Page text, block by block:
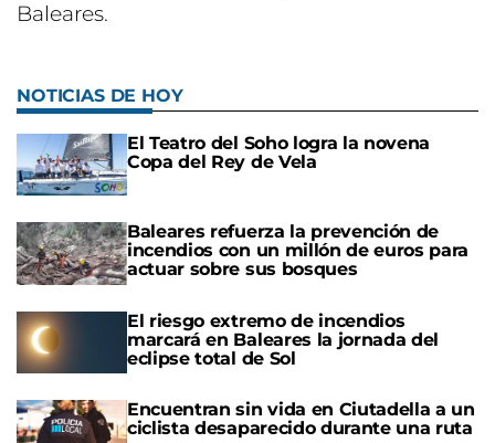
Baleares.
NOTICIAS DE HOY
El Teatro del Soho logra la novena
Copa del Rey de Vela
Baleares refuerza la prevención de
incendios con un millón de euros para
actuar sobre sus bosques
El riesgo extremo de incendios
marcará en Baleares la jornada del
eclipse total de Sol
Encuentran sin vida en Ciutadella a un
ciclista desaparecido durante una ruta